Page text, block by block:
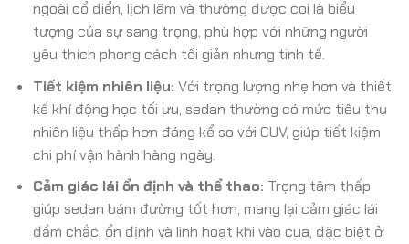
ngoài cổ điển, lịch lãm và thường được coi là biểu
tượng của sự sang trọng, phù hợp với những người
yêu thích phong cách tối giản nhưng tinh tế.
Tiết kiệm nhiên liệu: Với trọng lượng nhẹ hơn và thiết
kế khí động học tối ưu, sedan thường có mức tiêu thụ
nhiên liệu thấp hơn đáng kể so với CUV, giúp tiết kiệm
chi phí vận hành hàng ngày.
Cảm giác lái ổn định và thể thao: Trọng tâm thấp
giúp sedan bám đường tốt hơn, mang lại cảm giác lái
đầm chắc, ổn định và linh hoạt khi vào cua, đặc biệt ở